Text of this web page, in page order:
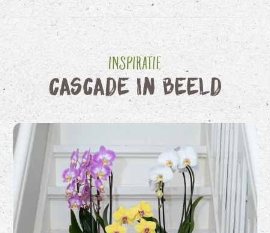
Inspiratie
Cascade in beeld